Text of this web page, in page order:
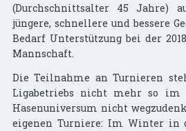
(Durchschnittsalter 45 Jahre)
jüngere, schnellere und bessere
Bedarf Unterstützung bei der
Mannschaft.
Die Teilnahme an Turnieren
Ligabetriebs nicht mehr so im
Hasenuniversum nicht
eigenen Turniere: Im Winter in